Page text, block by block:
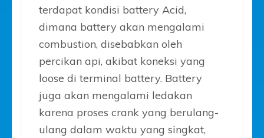
terdapat kondisi battery Acid,
dimana battery akan mengalami
combustion, disebabkan oleh
percikan api, akibat koneksi yang
loose di terminal battery. Battery
juga akan mengalami ledakan
karena proses crank yang berulang-
ulang dalam waktu yang singkat,